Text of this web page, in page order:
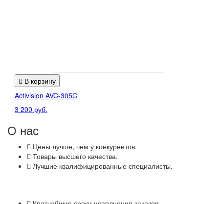
В корзину
Activision AVC-305C
3 200 руб.
О нас
Цены лучше, чем у конкурентов.
Товары высшего качества.
Лучшие квалифицированные специалисты.